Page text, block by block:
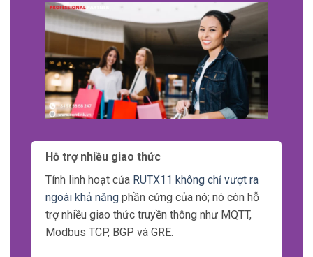
Hỗ trợ nhiều giao thức
Tính linh hoạt của RUTX11 không chỉ vượt ra
ngoài khả năng phần cứng của nó; nó còn hỗ
trợ nhiều giao thức truyền thông như MQTT,
Modbus TCP, BGP và GRE.